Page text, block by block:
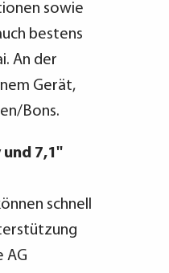
sowie
bestens
An der
Gerät,
Bons.
und 7,1''
schnell
AG